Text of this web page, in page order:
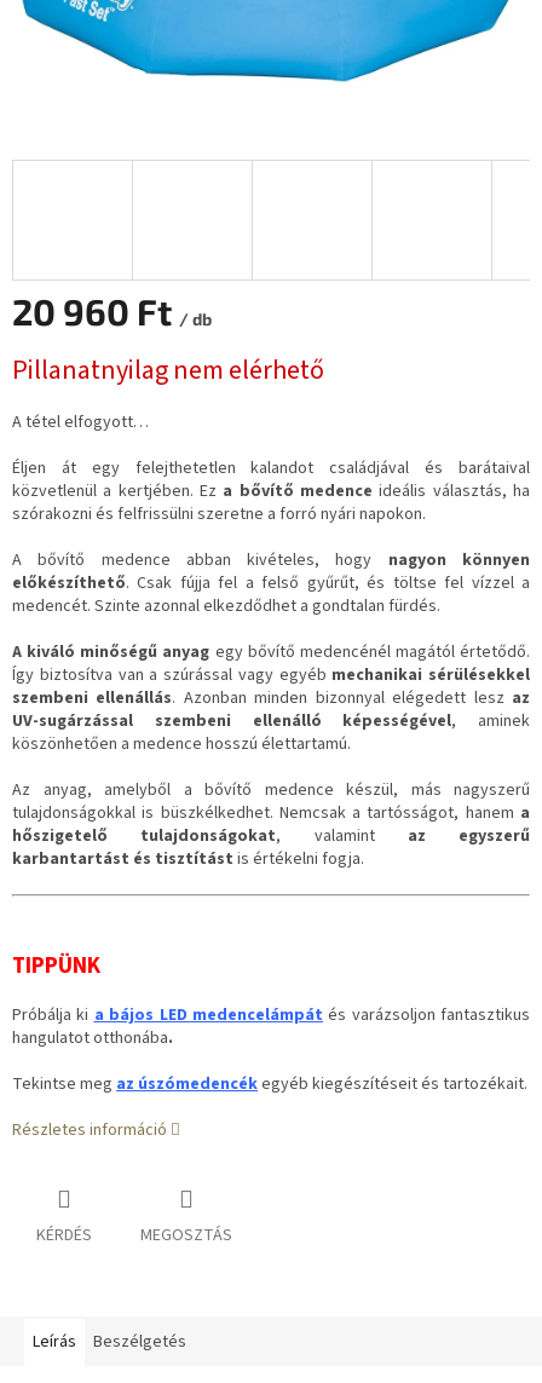
20 960 Ft / db
Pillanatnyilag nem elérhető
A tétel elfogyott…
Éljen át egy felejthetetlen kalandot családjával és barátaival
közvetlenül a kertjében. Ez a bővítő medence ideális választás, ha
szórakozni és felfrissülni szeretne a forró nyári napokon.
A bővítő medence abban kivételes, hogy nagyon könnyen
előkészíthető. Csak fújja fel a felső gyűrűt, és töltse fel vízzel a
medencét. Szinte azonnal elkezdődhet a gondtalan fürdés.
A kiváló minőségű anyag egy bővítő medencénél magától értetődő.
Így biztosítva van a szúrással vagy egyéb mechanikai sérülésekkel
szembeni ellenállás. Azonban minden bizonnyal elégedett lesz az
UV-sugárzással szembeni ellenálló képességével, aminek
köszönhetően a medence hosszú élettartamú.
Az anyag, amelyből a bővítő medence készül, más nagyszerű
tulajdonságokkal is büszkélkedhet. Nemcsak a tartósságot, hanem a
hőszigetelő tulajdonságokat, valamint az egyszerű
karbantartást és tisztítást is értékelni fogja.
TIPPÜNK
Próbálja ki a bájos LED medencelámpát és varázsoljon fantasztikus
hangulatot otthonába.
Tekintse meg az úszómedencékegyéb kiegészítéseit és tartozékait.
Részletes információ
KÉRDÉS MEGOSZTÁS
Leírás Beszélgetés